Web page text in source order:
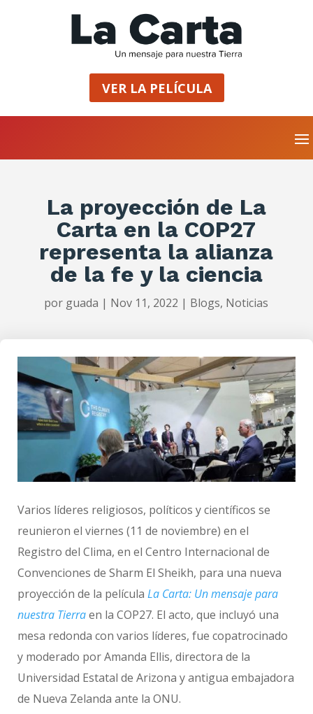
VER LA PELÍCULA
La proyección de La
Carta en la COP27
representa la alianza
de la fe y la ciencia
por guada | Nov 11, 2022 | Blogs, Noticias
Varios líderes religiosos, políticos y científicos se
reunieron el viernes (11 de noviembre) en el
Registro del Clima, en el Centro Internacional de
Convenciones de Sharm El Sheikh, para una nueva
proyección de la película La Carta: Un mensaje para
nuestra Tierraen la COP27. El acto, que incluyó una
mesa redonda con varios líderes, fue copatrocinado
y moderado por Amanda Ellis, directora de la
Universidad Estatal de Arizona y antigua embajadora
de Nueva Zelanda ante la ONU.